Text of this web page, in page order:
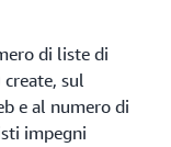
di liste di
sul
e al numero di
impegni